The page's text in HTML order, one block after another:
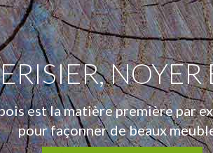
est la matière première par
pour façonner de beaux